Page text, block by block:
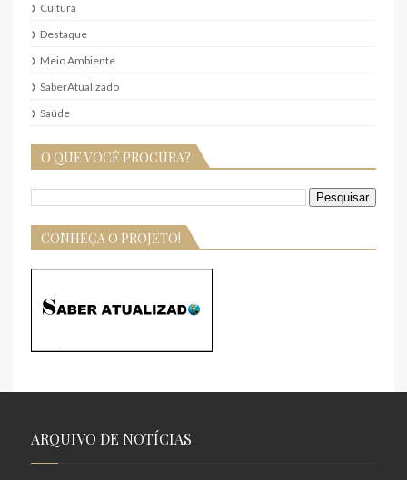
Cultura
Destaque
Meio Ambiente
SaberAtualizado
Saúde
O QUE VOCÊ PROCURA?
CONHEÇA O PROJETO!
ARQUIVO DE NOTÍCIAS